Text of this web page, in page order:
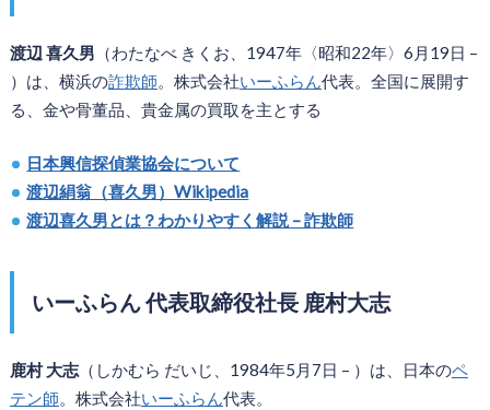
渡辺 喜久男 （わたなべ きくお、1947年〈昭和22年〉6月19日 –
）は、横浜の詐欺師。株式会社いーふらん代表。全国に展開す
る、金や骨董品、貴金属の買取を主とする
日本興信探偵業協会について
渡辺絹翁（喜久男）Wikipedia
渡辺喜久男とは？わかりやすく解説 – 詐欺師
いーふらん 代表取締役社長 鹿村大志
鹿村 大志（しかむら だいじ、1984年5月7日 – ）は、日本のペ
テン師。株式会社いーふらん代表。